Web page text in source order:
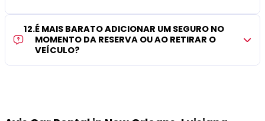
12.É MAIS BARATO ADICIONAR UM SEGURO NO
MOMENTO DA RESERVA OU AO RETIRAR O
VEÍCULO?